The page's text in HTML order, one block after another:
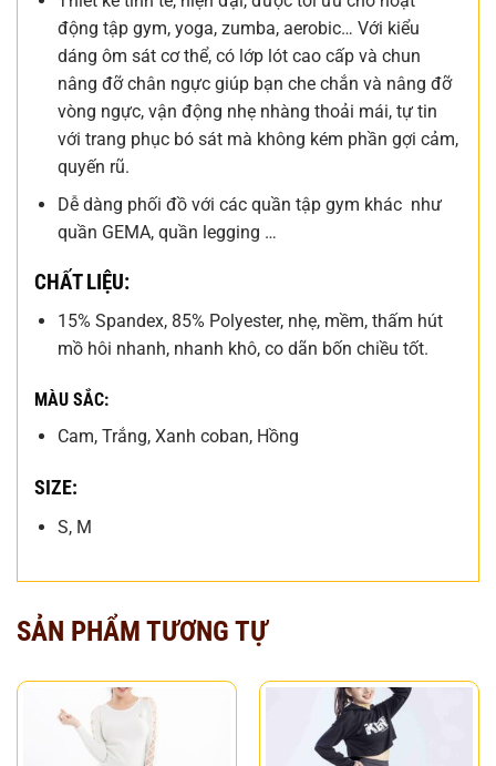
động tập gym, yoga, zumba, aerobic… Với kiểu
dáng ôm sát cơ thể, có lớp lót cao cấp và chun
nâng đỡ chân ngực giúp bạn che chắn và nâng đỡ
vòng ngực, vận động nhẹ nhàng thoải mái, tự tin
với trang phục bó sát mà không kém phần gợi cảm,
quyến rũ.
Dễ dàng phối đồ với các quần tập gym khác như
quần GEMA, quần legging …
CHẤT LIỆU:
15% Spandex, 85% Polyester, nhẹ, mềm, thấm hút
mồ hôi nhanh, nhanh khô, co dãn bốn chiều tốt.
MÀU SẮC:
Cam, Trắng, Xanh coban, Hồng
SIZE:
S, M
SẢN PHẨM TƯƠNG TỰ